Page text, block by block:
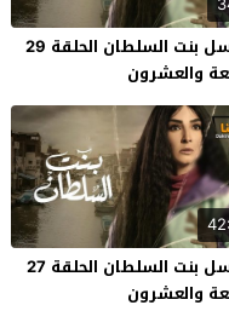
مسلسل بنت السلطان الحلقة 29
والعشرون
مسلسل بنت السلطان الحلقة 27
والعشرون